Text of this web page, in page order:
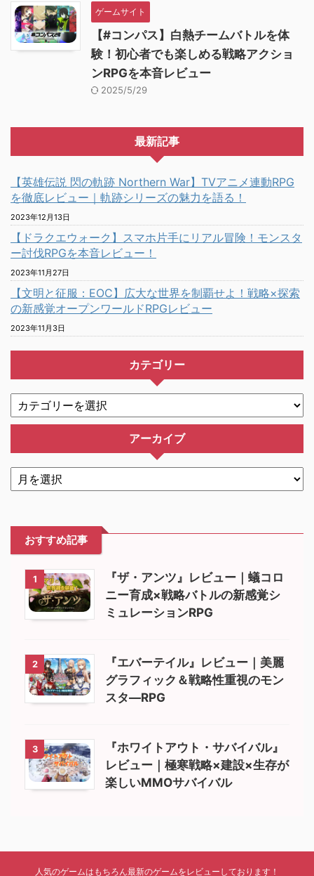
ゲームサイト
【#コンパス】白熱チームバトルを体
験！初心者でも楽しめる戦略アクショ
ンRPGを本音レビュー
2025/5/29
最新記事
【英雄伝説 閃の軌跡 Northern War】TVアニメ連動RPG
を徹底レビュー｜軌跡シリーズの魅力を語る！
2023年12月13日
【ドラクエウォーク】スマホ片手にリアル冒険！モンスタ
ー討伐RPGを本音レビュー！
2023年11月27日
【文明と征服：EOC】広大な世界を制覇せよ！戦略×探索
の新感覚オープンワールドRPGレビュー
2023年11月3日
カテゴリー
アーカイブ
おすすめ記事
1
『ザ・アンツ』レビュー｜蟻コロ
ニー育成×戦略バトルの新感覚シ
ミュレーションRPG
2
『エバーテイル』レビュー｜美麗
グラフィック＆戦略性重視のモン
スタ―RPG
3
『ホワイトアウト・サバイバル』
レビュー｜極寒戦略×建設×生存が
楽しいMMOサバイバル
人気のゲームはもちろん最新のゲームをレビューしております！